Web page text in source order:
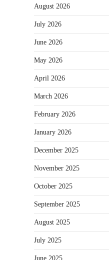
August 2026
July 2026
June 2026
May 2026
April 2026
March 2026
February 2026
January 2026
December 2025
November 2025
October 2025
September 2025
August 2025
July 2025
June 2025